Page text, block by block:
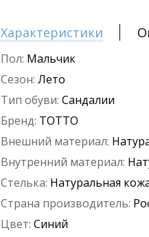
Характеристики
Пол: Мальчик
Сезон: Лето
Тип обуви: Сандалии
Бренд: ТОТТО
Внешний материал:
Внутренний материал:
Стелька: Натуральная
Страна производитель:
Цвет: Синий